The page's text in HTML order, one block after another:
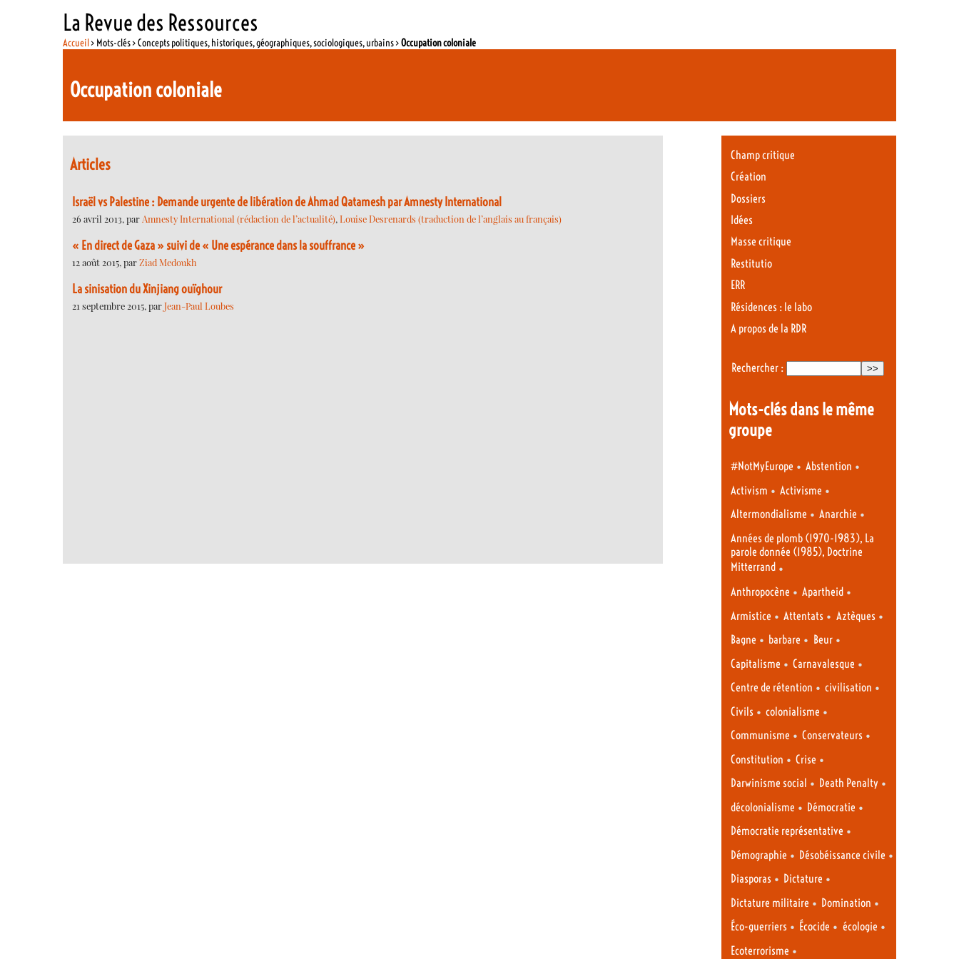
La Revue des Ressources
Accueil> Mots-clés > Concepts politiques, historiques, géographiques, sociologiques, urbains >Occupation coloniale
Occupation coloniale
Articles
Israël vs Palestine : Demande urgente de libération de Ahmad Qatamesh par Amnesty International
26 avril 2013, parAmnesty International (rédaction de l’actualité), Louise Desrenards (traduction de l’anglais au français)
« En direct de Gaza » suivi de « Une espérance dans la souffrance »
12 août 2015, parZiad Medoukh
La sinisation du Xinjiang ouïghour
21 septembre 2015, parJean-Paul Loubes
Champ critique
Création
Dossiers
Idées
Masse critique
Restitutio
ERR
Résidences : le labo
A propos de la RDR
Rechercher :
Mots-clés dans le même
groupe
#NotMyEurope • Abstention •
Activism • Activisme •
Altermondialisme • Anarchie •
Années de plomb (1970-1983), La
parole donnée (1985), Doctrine
Mitterrand •
Anthropocène • Apartheid •
Armistice • Attentats • Aztèques•
Bagne • barbare • Beur•
Capitalisme • Carnavalesque •
Centre de rétention • civilisation •
Civils • colonialisme •
Communisme • Conservateurs •
Constitution • Crise •
Darwinisme social • Death Penalty •
décolonialisme • Démocratie •
Démocratie représentative •
Démographie • Désobéissance civile •
Diasporas • Dictature •
Dictature militaire • Domination •
Éco-guerriers • Écocide • écologie •
Ecoterrorisme •